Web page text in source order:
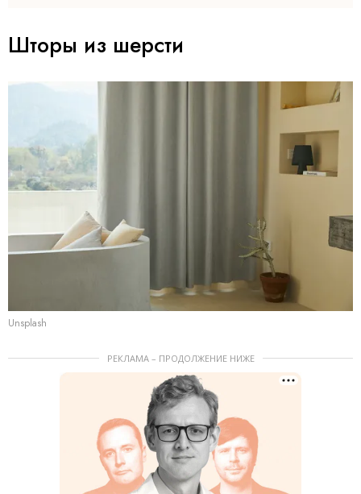
Шторы из шерсти
Unsplash
РЕКЛАМА – ПРОДОЛЖЕНИЕ НИЖЕ